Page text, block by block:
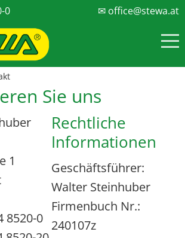
0 ✉ office@stewa.at
Sie uns
1
8520-0
Rechtliche
Informationen
Geschäftsführer:
Walter Steinhuber
Firmenbuch Nr.:
240107z